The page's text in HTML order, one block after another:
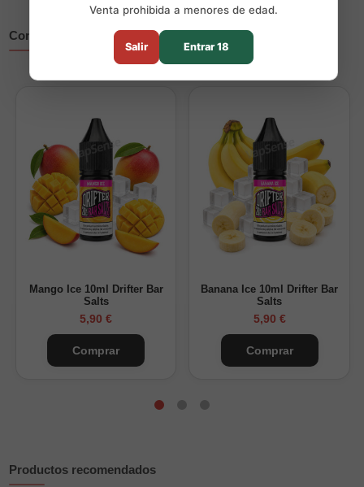
de baja potencia y vapeo MTL. Disponible en11mg y 20mg
Características principales:
Mango Passion Fruit
Formato:
10ml
Nicotina:11mg y 20mg
Tipo: sales de nicotina
Composición: 50% VG / 50% PG
Uso recomendado: pods y vapeo MTL
Una buena opción si te gustan las sales de nicotina tropicales,
con mango dulce al inicio y un final más ácido gracias a la
Completa tu compra
Mango Ice 10ml Drifter Bar
Salts
5,90 €
Comprar
Banana Ice 10ml Drifter Bar
Salts
5,90 €
Comprar
Productos recomendados
Venta prohibida a menores de edad.
Salir Entrar 18